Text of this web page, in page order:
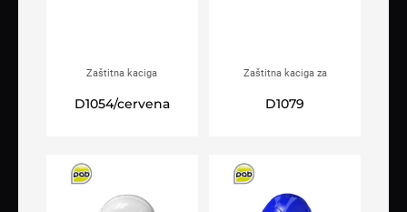
Zaštitna kaciga
D1054/cervena
Zaštitna kaciga za
D1079